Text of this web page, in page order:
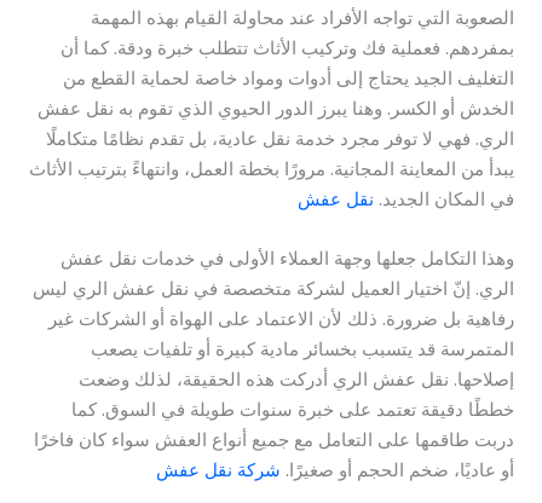
الصعوبة التي تواجه الأفراد عند محاولة القيام بهذه المهمة
بمفردهم. فعملية فك وتركيب الأثاث تتطلب خبرة ودقة. كما أن
التغليف الجيد يحتاج إلى أدوات ومواد خاصة لحماية القطع من
الخدش أو الكسر. وهنا يبرز الدور الحيوي الذي تقوم به نقل عفش
الري. فهي لا توفر مجرد خدمة نقل عادية، بل تقدم نظامًا متكاملًا
يبدأ من المعاينة المجانية. مرورًا بخطة العمل، وانتهاءً بترتيب الأثاث
في المكان الجديد. نقل عفش
وهذا التكامل جعلها وجهة العملاء الأولى في خدمات نقل عفش
الري. إنّ اختيار العميل لشركة متخصصة في نقل عفش الري ليس
رفاهية بل ضرورة. ذلك لأن الاعتماد على الهواة أو الشركات غير
المتمرسة قد يتسبب بخسائر مادية كبيرة أو تلفيات يصعب
إصلاحها. نقل عفش الري أدركت هذه الحقيقة، لذلك وضعت
خططًا دقيقة تعتمد على خبرة سنوات طويلة في السوق. كما
دربت طاقمها على التعامل مع جميع أنواع العفش سواء كان فاخرًا
أو عاديًا، ضخم الحجم أو صغيرًا. شركة نقل عفش